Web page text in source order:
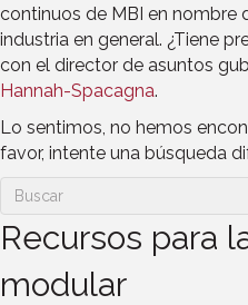
continuos de MBI en nombre
industria en general. ¿Tiene
con el director de asuntos
Hannah-Spacagna.
Lo sentimos, no hemos
favor, intente una búsqueda
Recursos para
modular